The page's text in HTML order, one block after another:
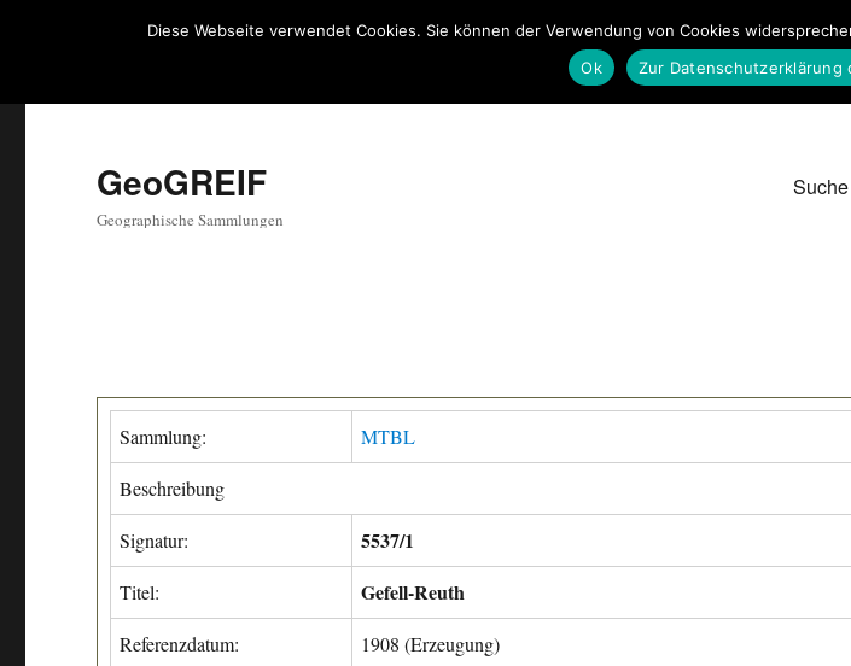
GeoGREIF
Geographische Sammlungen
Suche
Sammlung: MTBL
Beschreibung
Signatur: 5537/1
Titel: Gefell-Reuth
Referenzdatum: 1908 (Erzeugung)
Diese Webseite verwendet Cookies. Sie können der Verwendung von Cookies
Ok
Zur Datenschutzerklärung